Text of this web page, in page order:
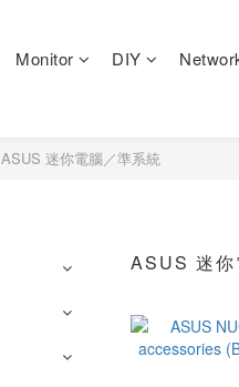
Monitor DIY
ASUS 迷你電腦／準系統
ASUS 迷你